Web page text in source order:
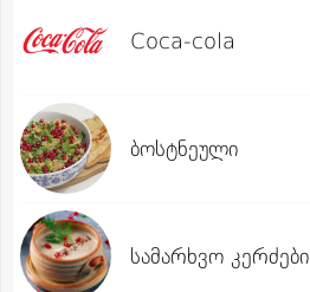
Coca-cola
ბოსტნეული
სამარხვო კერძები